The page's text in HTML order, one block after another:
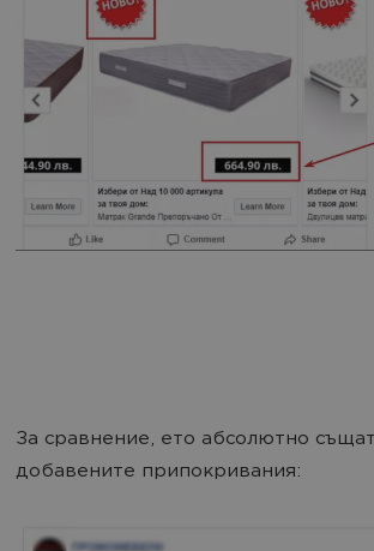
За сравнение, ето абсолютно
добавените припокривания: